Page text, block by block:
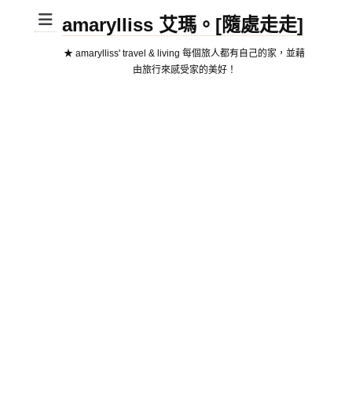
amarylliss 艾瑪。[隨處走走]
★ amarylliss' travel & living 每個旅人都有自己的家，並藉
由旅行來感受家的美好！